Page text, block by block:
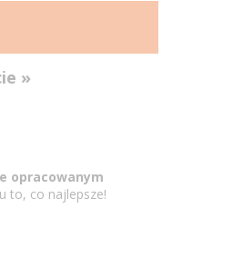
»
opracowanym
to, co najlepsze!